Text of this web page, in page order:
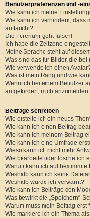
Benutzerpräferenzen und -
Wie kann ich meine
Wie kann ich verhindern, dass
auftaucht?
Die Forenuhr geht falsch!
Ich habe die Zeitzone
Meine Sprache steht auf
Was sind das für Bilder, die
Wie verwende ich einen
Was ist mein Rang und wie
Wenn ich bei einem Benutzer
aufgefordert, mich anzumelden.
Beiträge schreiben
Wie erstelle ich ein neues
Wie kann ich einen Beitrag
Wie kann ich meinem Beitrag
Wie kann ich eine Umfrage
Wieso kann ich nicht mehr
Wie bearbeite oder lösche ich
Warum kann ich auf bestimmte
Weshalb kann ich keine
Weshalb wurde ich verwarnt?
Wie kann ich Beiträge den
Was bewirkt die „Speichern“-
Warum muss mein Beitrag erst
Wie markiere ich ein Thema